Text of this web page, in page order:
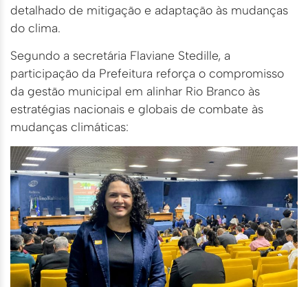
detalhado de mitigação e adaptação às mudanças
do clima.
Segundo a secretária Flaviane Stedille, a
participação da Prefeitura reforça o compromisso
da gestão municipal em alinhar Rio Branco às
estratégias nacionais e globais de combate às
mudanças climáticas: